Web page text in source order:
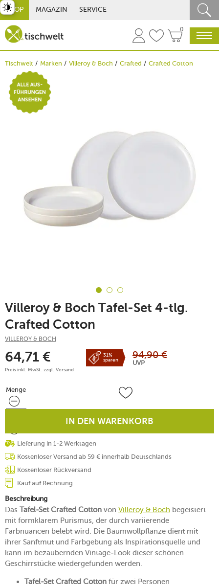
SHOP MAGAZIN SERVICE
0
Tischwelt Marken Villeroy & Boch Crafted Crafted Cotton
Villeroy & Boch Tafel-Set 4-tlg.
Crafted Cotton
VILLEROY & BOCH
64,71 €
Preis inkl. MwSt. zzgl. Versand
31%
sparen
94,90 €
UVP
Menge
Menge
IN DEN WARENKORB
Lieferung in 1-2 Werktagen
Kostenloser Versand ab 59 € innerhalb Deutschlands
Kostenloser Rückversand
Kauf auf Rechnung
Beschreibung
Das Tafel-Set Crafted Cotton von Villeroy & Boch begeistert
mit formklarem Purismus, der durch variierende
Farbnuancen belebt wird. Die Baumwollpflanze dient mit
ihrer Sanftmut und Farbgebung als Inspirationsquelle und
kann im bezaubernden Vintage-Look dieser schönen
Geschirrstücke wiedergefunden werden.
Tafel-Set Crafted Cotton für zwei Personen
umschalten